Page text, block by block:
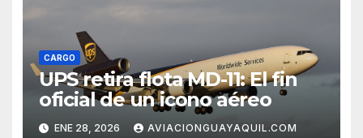
CARGO
UPS retira flota MD-11: El fin
oficial de un icono aéreo
ENE 28, 2026 AVIACIONGUAYAQUIL.COM